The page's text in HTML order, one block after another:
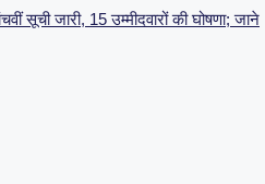
सूची जारी, 15 उम्मीदवारों की घोषणा; जाने